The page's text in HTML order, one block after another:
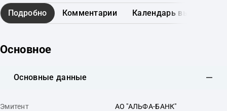
Подробно Комментарии Календарь выплат
Основное
Основные данные
Эмитент АО "АЛЬФА-БАНК"